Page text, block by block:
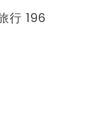
行 196